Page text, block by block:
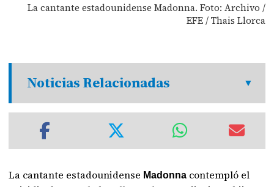
La cantante estadounidense Madonna. Foto: Archivo /
EFE / Thais Llorca
Noticias Relacionadas
La cantante estadounidense Madonna contempló el